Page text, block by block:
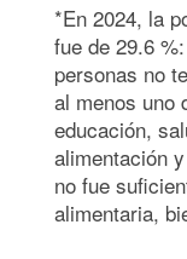
*En 2024, la
fue de 29.6
personas no
al menos uno
educación,
alimentación
no fue
alimentaria,